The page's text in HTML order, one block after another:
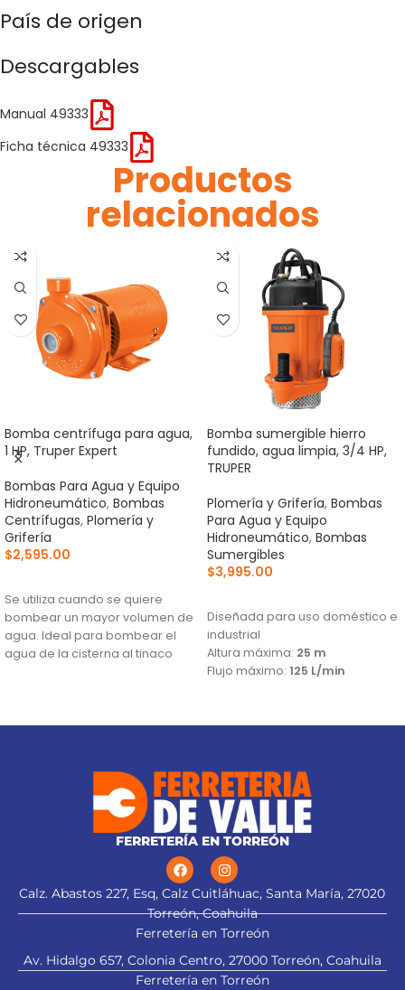
País de origen
Descargables
Manual 49333
Ficha técnica 49333
Productos
relacionados
Bomba centrífuga para agua,
1 HP, Truper Expert
Bombas Para Agua y Equipo
Hidroneumático, Bombas
Centrífugas, Plomería y
Grifería
$2,595.00
Se utiliza cuando se quiere
bombear un mayor volumen de
agua. Ideal para bombear el
agua de la cisterna al tinaco
Bomba sumergible hierro
fundido, agua limpia, 3/4 HP,
TRUPER
Plomería y Grifería, Bombas
Para Agua y Equipo
Hidroneumático, Bombas
Sumergibles
$3,995.00
Diseñada para uso doméstico e
industrial
Altura máxima: 25 m
Flujo máximo: 125 L/min
FERRETERÍA EN TORREÓN
Calz. Abastos 227, Esq, Calz Cuitláhuac, Santa María, 27020
Torreón, Coahuila
Ferretería en Torreón
Av. Hidalgo 657, Colonia Centro, 27000 Torreón, Coahuila
Ferretería en Torreón